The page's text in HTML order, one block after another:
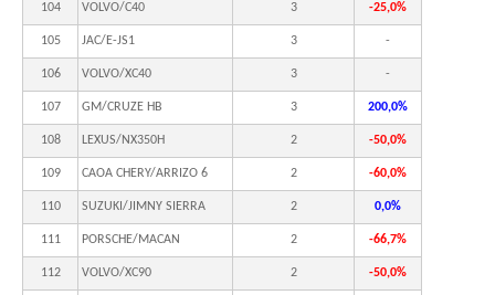
104 VOLVO/C40 3 -25,0%
105 JAC/E-JS1 3 -
106 VOLVO/XC40 3 -
107 GM/CRUZE HB 3 200,0%
108 LEXUS/NX350H 2 -50,0%
109 CAOA CHERY/ARRIZO 6 2 -60,0%
110 SUZUKI/JIMNY SIERRA 2 0,0%
111 PORSCHE/MACAN 2 -66,7%
112 VOLVO/XC90 2 -50,0%